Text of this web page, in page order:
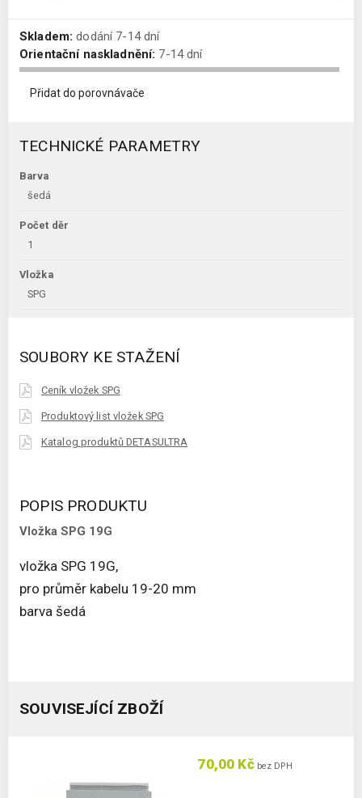
Skladem: dodání 7-14 dní
Orientační naskladnění: 7-14 dní
Přidat do porovnávače
TECHNICKÉ PARAMETRY
Barva
šedá
Počet děr
1
Vložka
SPG
SOUBORY KE STAŽENÍ
Ceník vložek SPG
Produktový list vložek SPG
Katalog produktů DETASULTRA
POPIS PRODUKTU
Vložka SPG 19G
vložka SPG 19G,
pro průměr kabelu 19-20 mm
barva šedá
SOUVISEJÍCÍ ZBOŽÍ
70,00 Kčbez DPH